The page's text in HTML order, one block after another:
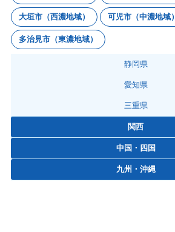
大垣市（西濃地域） 可児市（中濃地域）
多治見市（東濃地域）
静岡県
愛知県
三重県
関西
中国・四国
九州・沖縄